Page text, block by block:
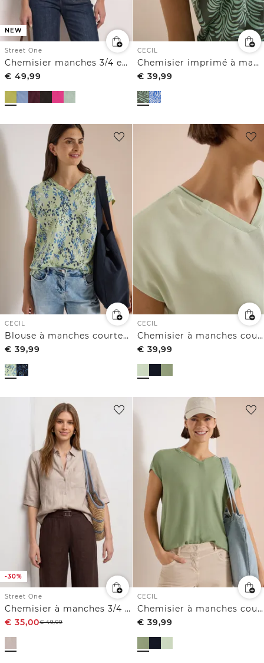
NEW
Street One
Chemisier manches 3/4 en velours côtelé texturé
€ 49,99
CECIL
Chemisier imprimé à manches courtes
€ 39,99
CECIL
Blouse à manches courtes avec mélange de textures
€ 39,99
CECIL
Chemisier à manches courtes avec mélange de textures
€ 39,99
-30%
Street One
Chemisier à manches 3/4 avec poche sur la poitrine
€ 35,00€49,99
CECIL
Chemisier à manches courtes avec mélange de textures
€ 39,99